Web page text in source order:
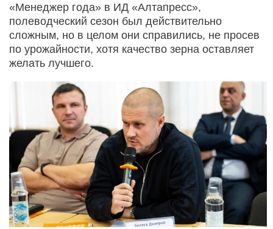
«Менеджер года» в ИД «Алтапресс»,
полеводческий сезон был действительно
сложным, но в целом они справились, не просев
по урожайности, хотя качество зерна оставляет
желать лучшего.